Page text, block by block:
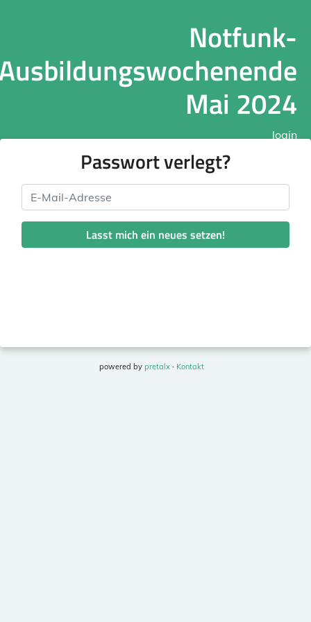
Notfunk-
Mai 2024
login
Passwort verlegt?
E-Mail-Adresse
Lasst mich ein neues setzen!
powered by pretalx· Kontakt